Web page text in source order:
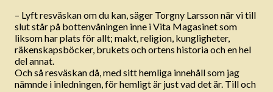
– Lyft resväskan om du kan, säger Torgny Larsson när vi till
slut står på bottenvåningen inne i Vita Magasinet som
liksom har plats för allt; makt, religion, kungligheter,
räkenskapsböcker, brukets och ortens historia och en hel
del annat.
Och så resväskan då, med sitt hemliga innehåll som jag
nämnde i inledningen, för hemligt är just vad det är. Till och